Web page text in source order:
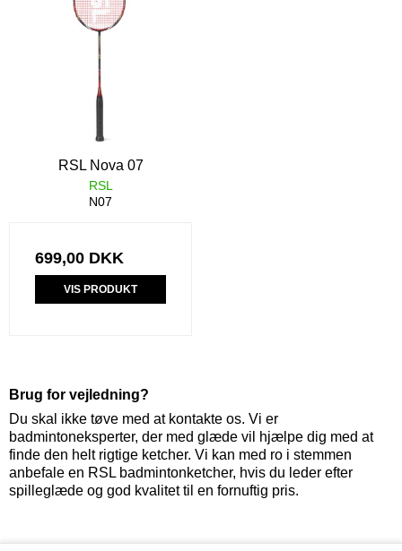
RSL Nova 07
RSL
N07
699,00 DKK
VIS PRODUKT
Brug for vejledning?
Du skal ikke tøve med at kontakte os. Vi er
badmintoneksperter, der med glæde vil hjælpe dig med at
finde den helt rigtige ketcher. Vi kan med ro i stemmen
anbefale en RSL badmintonketcher, hvis du leder efter
spilleglæde og god kvalitet til en fornuftig pris.